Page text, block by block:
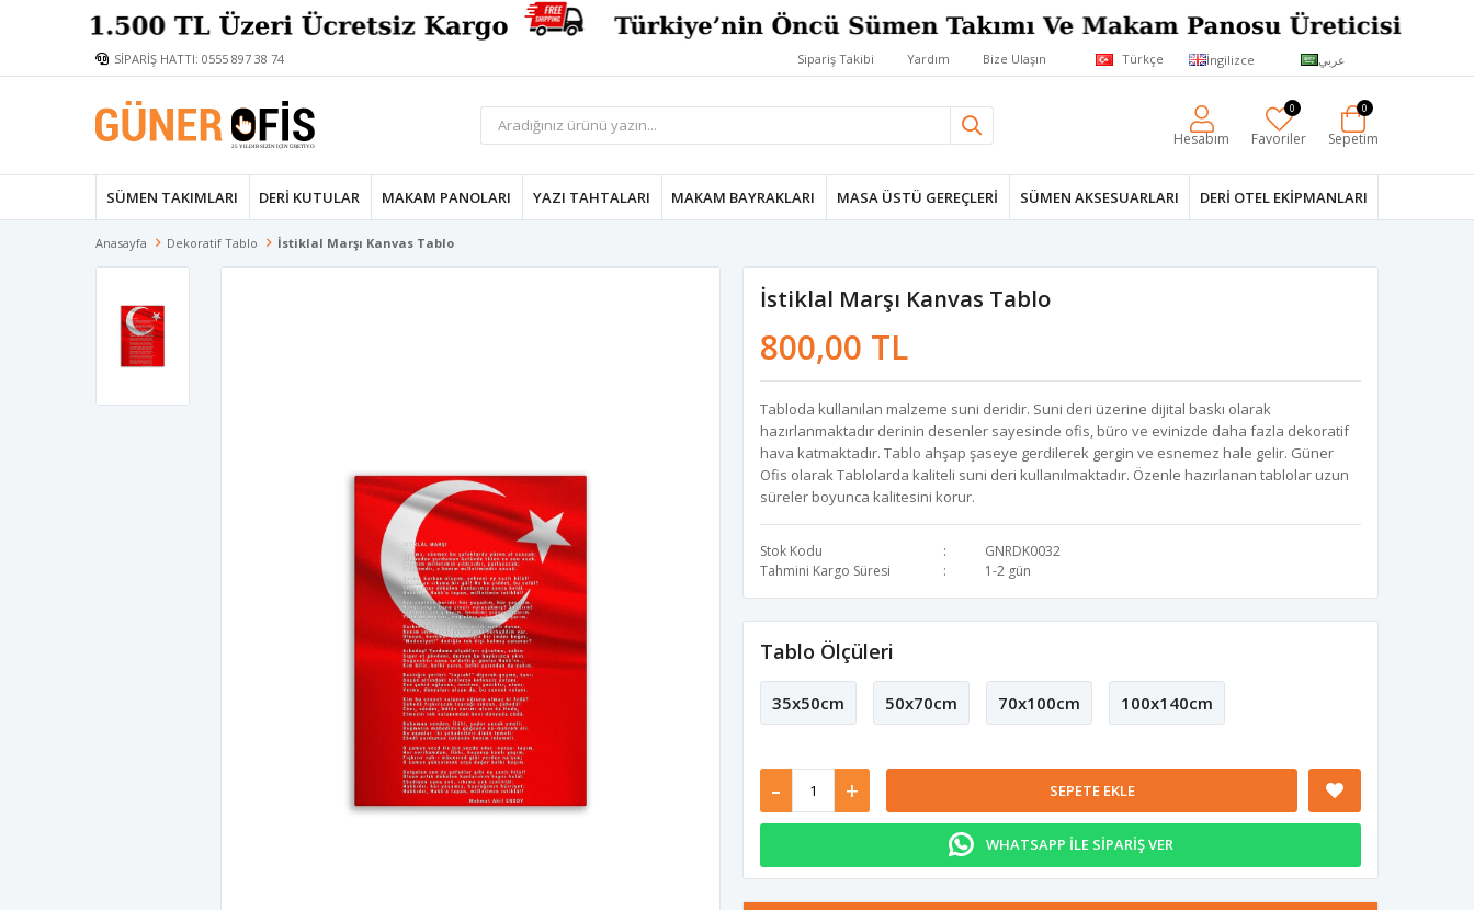
SİPARİŞ HATTI: 0555 897 38 74 Sipariş Takibi Yardım Bize Ulaşın Türkçe İngilizce عربي
Hesabım Favoriler
0
Sepetim
0
SÜMEN TAKIMLARI DERI KUTULAR MAKAM PANOLARI YAZI TAHTALARI MAKAM BAYRAKLARI MASA ÜSTÜ GEREÇLERI SÜMEN AKSESUARLARI DERI OTEL EKIPMANLARI
Anasayfa Dekoratif Tablo İstiklal Marşı Kanvas Tablo
İstiklal Marşı Kanvas Tablo
800,00 TL
Tabloda kullanılan malzeme suni deridir. Suni deri üzerine dijital baskı olarak
hazırlanmaktadır derinin desenler sayesinde ofis, büro ve evinizde daha fazla dekoratif
hava katmaktadır. Tablo ahşap şaseye gerdilerek gergin ve esnemez hale gelir. Güner
Ofis olarak Tablolarda kaliteli suni deri kullanılmaktadır. Özenle hazırlanan tablolar uzun
süreler boyunca kalitesini korur.
Stok Kodu
GNRDK0032
Tahmini Kargo Süresi
1-2 gün
Tablo Ölçüleri
35x50cm 50x70cm 70x100cm 100x140cm
- + SEPETE EKLE
WHATSAPP İLE SİPARİŞ VER